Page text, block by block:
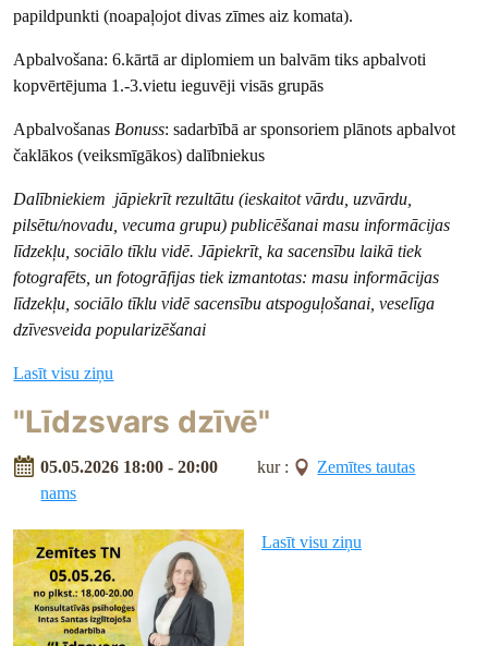
papildpunkti (noapaļojot divas zīmes aiz komata).
Apbalvošana: 6.kārtā ar diplomiem un balvām tiks apbalvoti
kopvērtējuma 1.-3.vietu ieguvēji visās grupās
Apbalvošanas Bonuss: sadarbībā ar sponsoriem plānots apbalvot
čaklākos (veiksmīgākos) dalībniekus
Dalībniekiem jāpiekrīt rezultātu (ieskaitot vārdu, uzvārdu,
pilsētu/novadu, vecuma grupu) publicēšanai masu informācijas
līdzekļu, sociālo tīklu vidē. Jāpiekrīt, ka sacensību laikā tiek
fotografēts, un fotogrāfijas tiek izmantotas: masu informācijas
līdzekļu, sociālo tīklu vidē sacensību atspoguļošanai, veselīga
dzīvesveida popularizēšanai
Lasīt visu ziņu
"Līdzsvars dzīvē"
05.05.2026 18:00 - 20:00 kur :
Zemītes tautas
nams
Lasīt visu ziņu